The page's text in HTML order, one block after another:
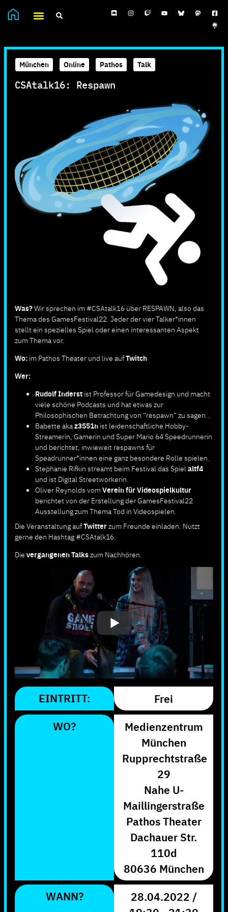
München Online Pathos Talk
CSAtalk16: Respawn
Was?Wir sprechen im #CSAtalk16 über RESPAWN, also das
Thema des GamesFestival22. Jeder der vier Talker*innen
stellt ein spezielles Spiel oder einen interessanten Aspekt
zum Thema vor.
Wo: im Pathos Theater und live aufTwitch
Wer:
Rudolf Inderst ist Professor für Gamedesign und macht
viele schöne Podcasts und hat etwas zur
Philosophischen Betrachtung von “respawn” zu sagen..
Babette aka z3551n ist leidenschaftliche Hobby-
Streamerin, Gamerin und Super Mario 64 Speedrunnerin
und berichtet, inwieweit respawns für
Speadrunner*innen eine ganz besondere Rolle spielen.
Stephanie Rifkin streamt beim Festival das Spiel altf4
und ist Digital Streetworkerin.
Oliver Reynolds vom Verein für Videospielkultur
berichtet von der Erstellung der GamesFestival22
Ausstellung zum Thema Tod in Videospielen.
Die Veranstaltung aufTwitterzum Freunde einladen. Nutzt
gerne den Hashtag #CSAtalk16.
Die vergangenen Talkszum Nachhören.
EINTRITT:
Frei
WO?
Medienzentrum
München
Rupprechtstraße
29
Nahe U-
Maillingerstraße
Pathos Theater
Dachauer Str.
110d
80636 München
WANN?
28.04.2022 /